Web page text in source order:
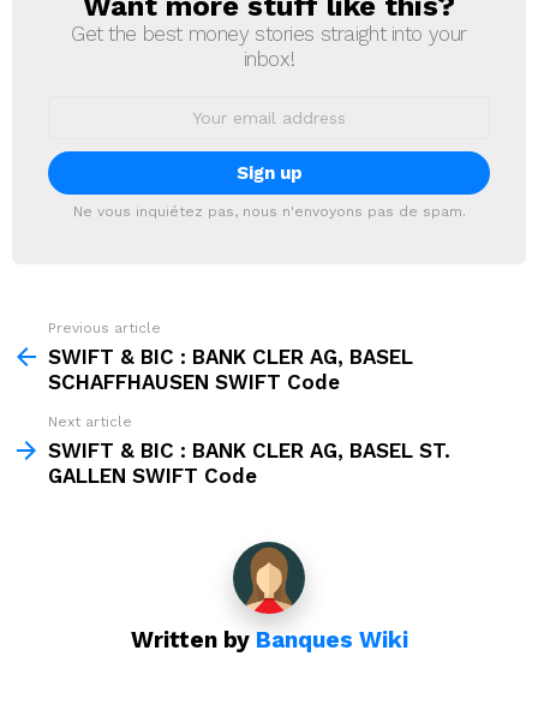
Get the best money stories straight into your
inbox!
Ne vous inquiétez pas, nous n'envoyons pas de spam.
more
Previous article
SWIFT & BIC : BANK CLER AG, BASEL
SCHAFFHAUSEN SWIFT Code
Next article
SWIFT & BIC : BANK CLER AG, BASEL ST.
GALLEN SWIFT Code
Written by Banques Wiki